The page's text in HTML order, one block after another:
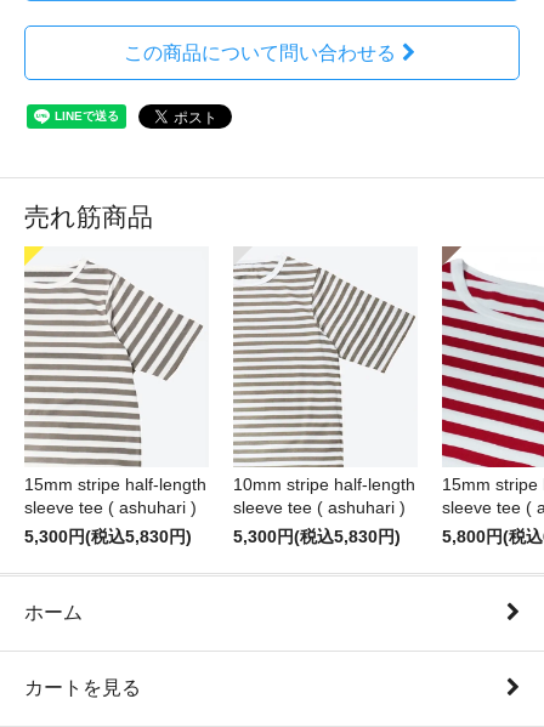
この商品について問い合わせる
売れ筋商品
15mm stripe half-length
sleeve tee ( ashuhari )
5,300円(税込5,830円)
10mm stripe half-length
sleeve tee ( ashuhari )
5,300円(税込5,830円)
15mm stripe
sleeve tee (
5,800円(税
ホーム
カートを見る